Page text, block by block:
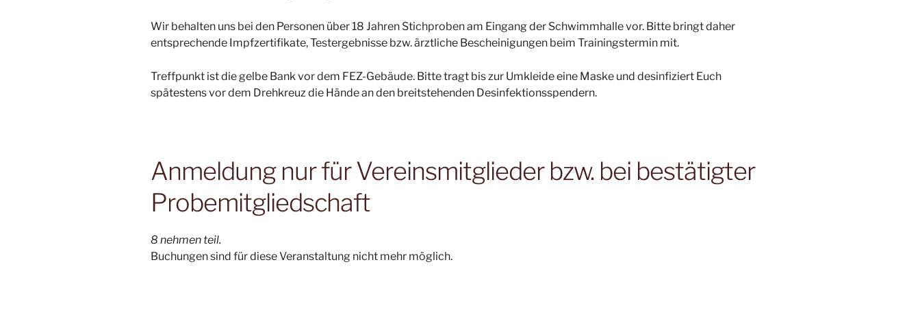
Wir behalten uns bei den Personen über 18 Jahren Stichproben am Eingang der Schwimmhalle vor. Bitte bringt daher
entsprechende Impfzertifikate, Testergebnisse bzw. ärztliche Bescheinigungen beim Trainingstermin mit.
Treffpunkt ist die gelbe Bank vor dem FEZ-Gebäude. Bitte tragt bis zur Umkleide eine Maske und desinfiziert Euch
spätestens vor dem Drehkreuz die Hände an den breitstehenden Desinfektionsspendern.
Anmeldung nur für Vereinsmitglieder bzw. bei bestätigter
Probemitgliedschaft
8 nehmen teil.
Buchungen sind für diese Veranstaltung nicht mehr möglich.